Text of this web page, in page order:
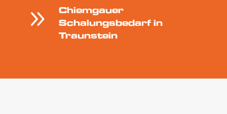
9
Chiemgauer
Schalungsbedarf in
Traunstein